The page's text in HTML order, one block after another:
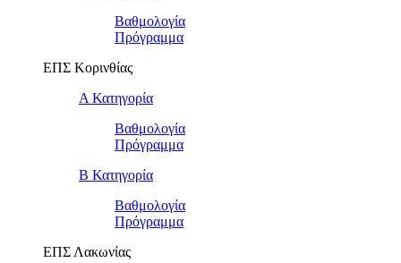
Βαθμολογία
Πρόγραμμα
ΕΠΣ Κορινθίας
Α Κατηγορία
Βαθμολογία
Πρόγραμμα
Β Κατηγορία
Βαθμολογία
Πρόγραμμα
ΕΠΣ Λακωνίας